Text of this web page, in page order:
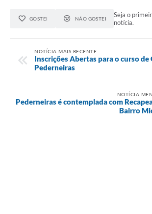
GOSTEI NÃO GOSTEI
Seja o
notícia.
NOTÍCIA MAIS RECENTE
Inscrições Abertas para o curso de
Pederneiras
NOTÍCIA
Pederneiras é contemplada com
Bairro